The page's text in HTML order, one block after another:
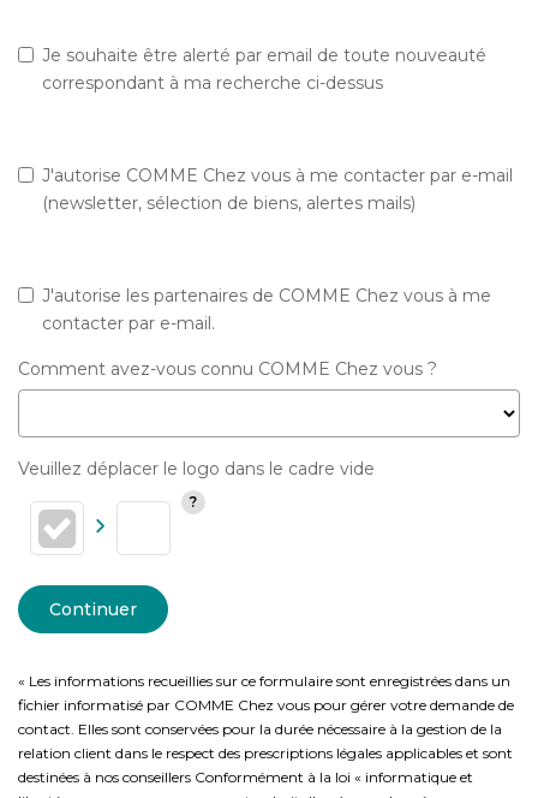
Je souhaite être alerté par email de toute nouveauté
correspondant à ma recherche ci-dessus
J'autorise COMME Chez vous à me contacter par e-mail
(newsletter, sélection de biens, alertes mails)
J'autorise les partenaires de COMME Chez vous à me
contacter par e-mail.
Comment avez-vous connu COMME Chez vous ?
Veuillez déplacer le logo dans le cadre vide
Continuer
« Les informations recueillies sur ce formulaire sont enregistrées dans un
fichier informatisé par COMME Chez vous pour gérer votre demande de
contact. Elles sont conservées pour la durée nécessaire à la gestion de la
relation client dans le respect des prescriptions légales applicables et sont
destinées à nos conseillers Conformément à la loi « informatique et